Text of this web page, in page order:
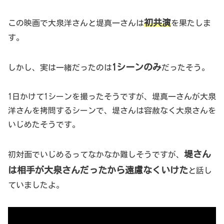
この映画で大泉洋さんと堤真一さんは初共演を果たしま
す。
しかし、実は一緒だったのは1シーンのみだったそう。
1日かけて1シーンを撮ったそうですが、堤真一さんが大泉
洋さんを拷問するシーンで、堤さんは容赦なく大泉さんを
いじめたそうです。
初対面でいじめるってなかなか難しそうですが、 堤さん
は相手が大泉さんだったから遠慮なくいけた と話し
ていましたよ。